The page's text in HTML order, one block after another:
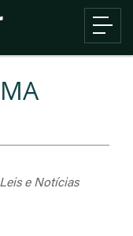
Leis e Notícias